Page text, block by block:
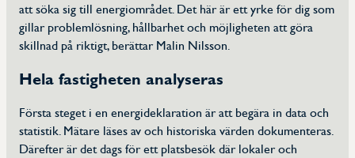
att söka sig till energiområdet. Det här är ett yrke för dig som
gillar problemlösning, hållbarhet och möjligheten att göra
skillnad på riktigt, berättar Malin Nilsson.
Hela fastigheten analyseras
Första steget i en energideklaration är att begära in data och
statistik. Mätare läses av och historiska värden dokumenteras.
Därefter är det dags för ett platsbesök där lokaler och